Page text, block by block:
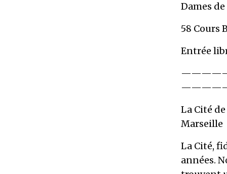
Dames
58 Cours
Entrée
La Cité
Marseille
La Cité,
années.